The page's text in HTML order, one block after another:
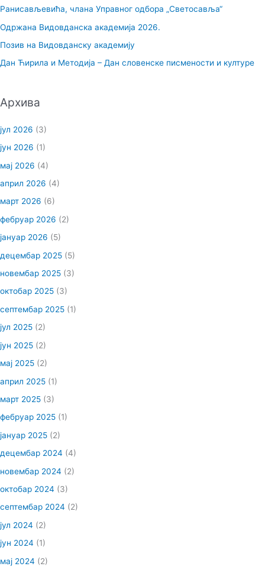
з
а
:
Ранисављевића, члана Управног одбора „Светосавља“
Одржана Видовданска академија 2026.
Позив на Видовданску академију
Дан Ћирила и Методија – Дан словенске писмености и културе
Архива
јул 2026 (3)
јун 2026 (1)
мај 2026 (4)
април 2026 (4)
март 2026 (6)
фебруар 2026 (2)
јануар 2026 (5)
децембар 2025 (5)
новембар 2025 (3)
октобар 2025 (3)
септембар 2025 (1)
јул 2025 (2)
јун 2025 (2)
мај 2025 (2)
април 2025 (1)
март 2025 (3)
фебруар 2025 (1)
јануар 2025 (2)
децембар 2024 (4)
новембар 2024 (2)
октобар 2024 (3)
септембар 2024 (2)
јул 2024 (2)
јун 2024 (1)
мај 2024 (2)